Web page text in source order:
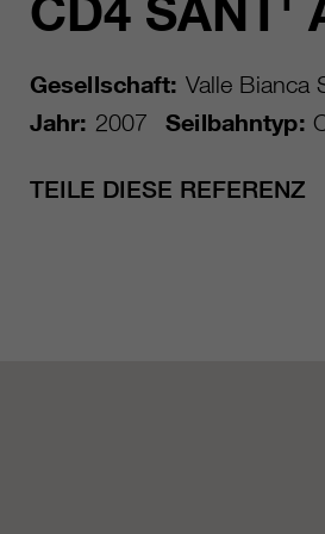
CD4 SANT'
Gesellschaft: Valle Bianca
Jahr: 2007 Seilbahntyp:
TEILE DIESE REFERENZ